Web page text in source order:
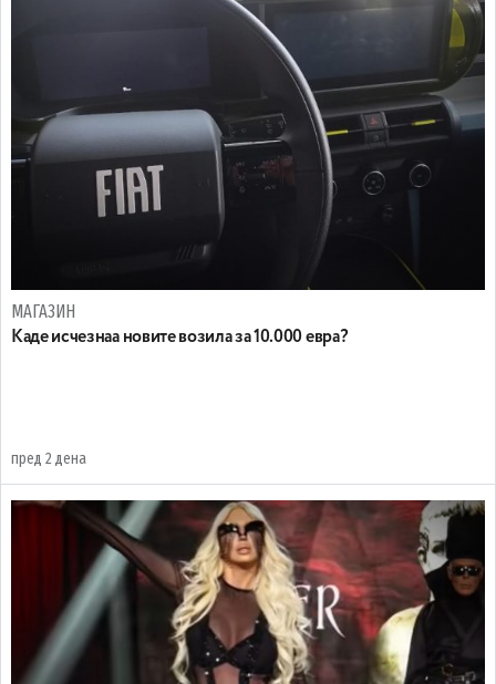
МАГАЗИН
Каде исчезнаа новите возила за 10.000 евра?
пред 2 дена